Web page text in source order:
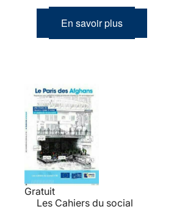
En savoir plus
Gratuit
Les Cahiers du social